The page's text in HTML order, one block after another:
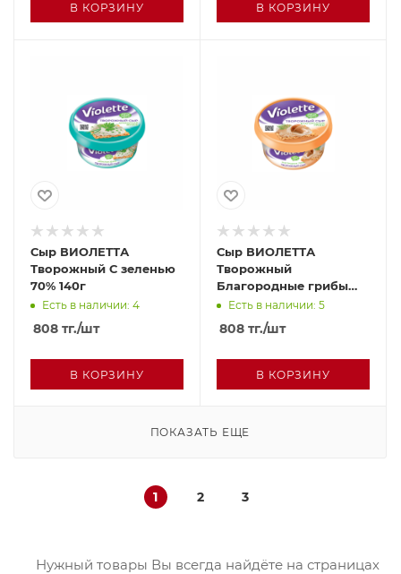
В КОРЗИНУ В КОРЗИНУ
Сыр ВИОЛЕТТА
Творожный С зеленью
70% 140г
Есть в наличии: 4
808 тг./шт
В КОРЗИНУ
Сыр ВИОЛЕТТА
Творожный
Благородные грибы
70% 140г
Есть в наличии: 5
808 тг./шт
В КОРЗИНУ
ПОКАЗАТЬ ЕЩЕ
1 2 3
Нужный товары Вы всегда найдёте на страницах